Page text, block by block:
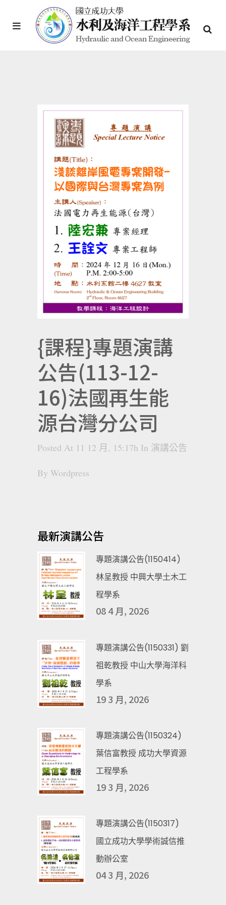
{課程}專題演講
公告(113-12-
16)法國再生能
源台灣分公司
Posted At 11 12 月, 15:17h In 演講公告
By Wordpress
最新演講公告
專題演講公告(1150414)
林呈教授 中興大學土木工
程學系
08 4 月, 2026
專題演講公告(1150331) 劉
祖乾教授 中山大學海洋科
學系
19 3 月, 2026
專題演講公告(1150324)
葉信富教授 成功大學資源
工程學系
19 3 月, 2026
專題演講公告(1150317)
國立成功大學學術誠信推
動辦公室
04 3 月, 2026